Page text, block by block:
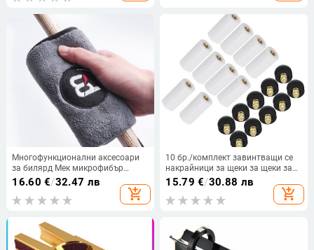
Многофункционални аксесоари
за билярд Мек микрофибър
Издръжлив 당구용품 Щека за
билярд Почистване TY Комплект
за грижа за кърпа Инструмент за
16.60 €/32.47 лв
add_shopping_cart
10 бр./комплект завинтващи се
накрайници за щеки за щеки за
билярд и щеки за снукър
Резервни части Инструмент за
ремонт на щеки за снукър 10 мм
15.79 €/30.88 лв
add_shopping_cart